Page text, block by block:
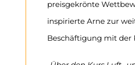
preisgekrönte
inspirierte Arne zur
Beschäftigung mit der